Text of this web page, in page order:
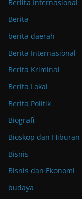
Beriita Internasional
Berita
berita daerah
Berita Internasional
Berita Kriminal
Berita Lokal
Berita Politik
Biografi
Bioskop dan Hiburan
Bisnis
Bisnis dan Ekonomi
budaya